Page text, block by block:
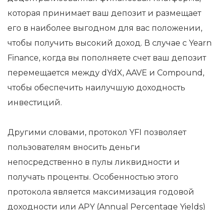
которая принимает ваш депозит и размещает
его в наиболее выгодном для вас положении,
чтобы получить высокий доход. В случае с Yearn
Finance, когда вы пополняете счет ваш депозит
перемещается между dYdX, AAVE и Compound,
чтобы обеспечить наилучшую доходность
инвестиций.
Другими словами, протокол YFI позволяет
пользователям вносить деньги
непосредственно в пулы ликвидности и
получать проценты. Особенностью этого
протокола является максимизация годовой
доходности или APY (Annual Percentage Yields)